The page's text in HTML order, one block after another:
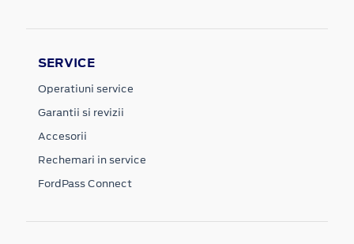
SERVICE
Operatiuni service
Garantii si revizii
Accesorii
Rechemari in service
FordPass Connect